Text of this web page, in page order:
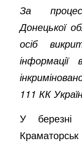
За
Донецької
осіб
111 КК
У